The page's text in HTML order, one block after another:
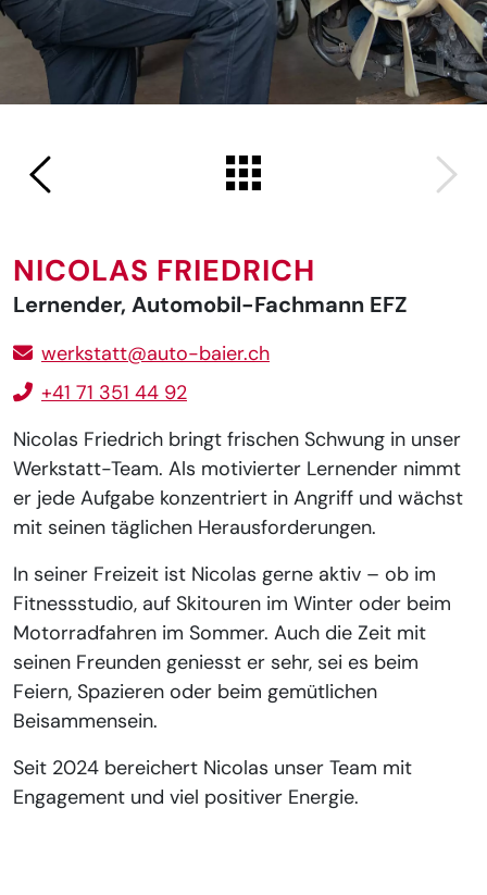
NICOLAS FRIEDRICH
Lernender, Automobil-Fachmann EFZ
werkstatt@auto-baier.ch
+41 71 351 44 92
Nicolas Friedrich bringt frischen Schwung in unser
Werkstatt-Team. Als motivierter Lernender nimmt
er jede Aufgabe konzentriert in Angriff und wächst
mit seinen täglichen Herausforderungen.
In seiner Freizeit ist Nicolas gerne aktiv – ob im
Fitnessstudio, auf Skitouren im Winter oder beim
Motorradfahren im Sommer. Auch die Zeit mit
seinen Freunden geniesst er sehr, sei es beim
Feiern, Spazieren oder beim gemütlichen
Beisammensein.
Seit 2024 bereichert Nicolas unser Team mit
Engagement und viel positiver Energie.